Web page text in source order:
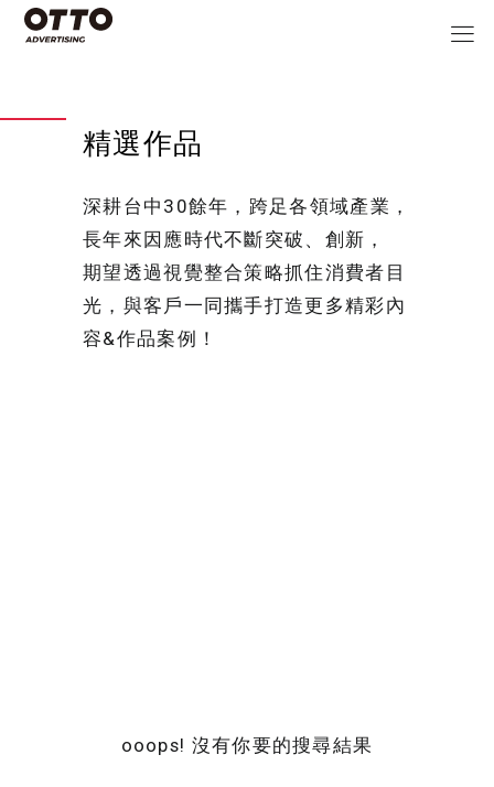
精選作品
深耕台中30餘年，跨足各領域產業，
長年來因應時代不斷突破、創新，
期望透過視覺整合策略抓住消費者目
光，與客戶一同攜手打造更多精彩內
容&作品案例！
ooops! 沒有你要的搜尋結果